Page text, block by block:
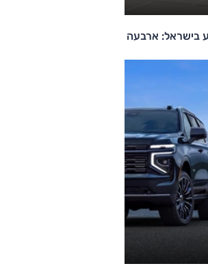
בישראל: ארבעה דגמים חדשים בדרך